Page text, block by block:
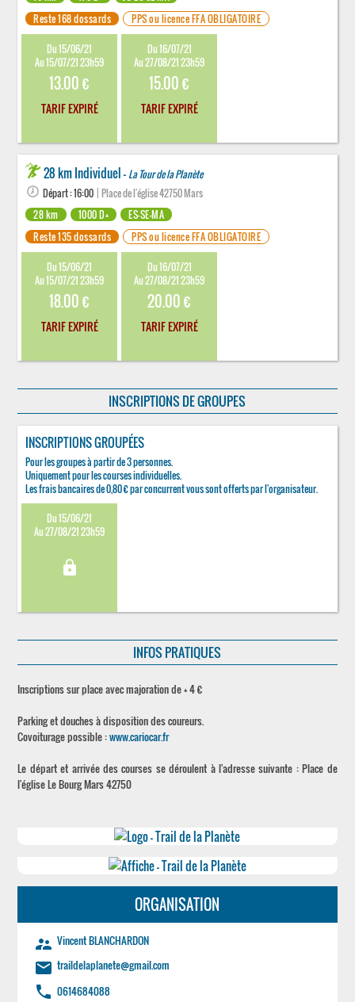
Reste 168 dossards
PPS ou licence FFA OBLIGATOIRE
Du 15/06/21
Au 15/07/21 23h59
13.00 €
TARIF EXPIRÉ
Du 16/07/21
Au 27/08/21 23h59
15.00 €
TARIF EXPIRÉ
28 km Individuel - La Tour de la Planète
Départ : 16:00 | Place de l'église 42750 Mars
28 km
1000 D+
ES-SE-MA
Reste 135 dossards
PPS ou licence FFA OBLIGATOIRE
Du 15/06/21
Au 15/07/21 23h59
18.00 €
TARIF EXPIRÉ
Du 16/07/21
Au 27/08/21 23h59
20.00 €
TARIF EXPIRÉ
INSCRIPTIONS DE GROUPES
INSCRIPTIONS GROUPÉES
Pour les groupes à partir de 3 personnes.
Uniquement pour les courses individuelles.
Les frais bancaires de 0,80 € par concurrent vous sont offerts par l'organisateur.
Du 15/06/21
Au 27/08/21 23h59
lock
INFOS PRATIQUES
Inscriptions sur place avec majoration de + 4 €
Parking et douches à disposition des coureurs.
Covoiturage possible :www.cariocar.fr
Le départ et arrivée des courses se déroulent à l'adresse suivante : Place de
l'église Le Bourg Mars 42750
ORGANISATION
supervisor_account Vincent BLANCHARDON
email traildelaplanete@gmail.com
phone 0614684088